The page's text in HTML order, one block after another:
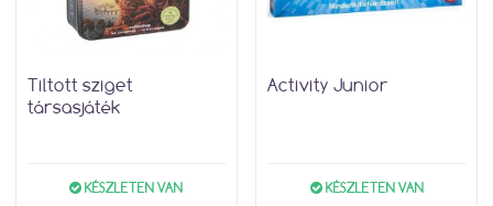
Tiltott sziget
társasjáték
KÉSZLETEN VAN
Activity Junior
KÉSZLETEN VAN